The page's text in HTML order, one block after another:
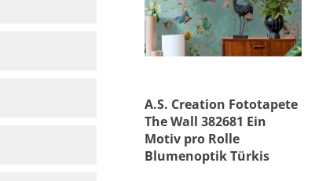
A.S. Creation Fototapete
The Wall 382681 Ein
Motiv pro Rolle
Blumenoptik Türkis